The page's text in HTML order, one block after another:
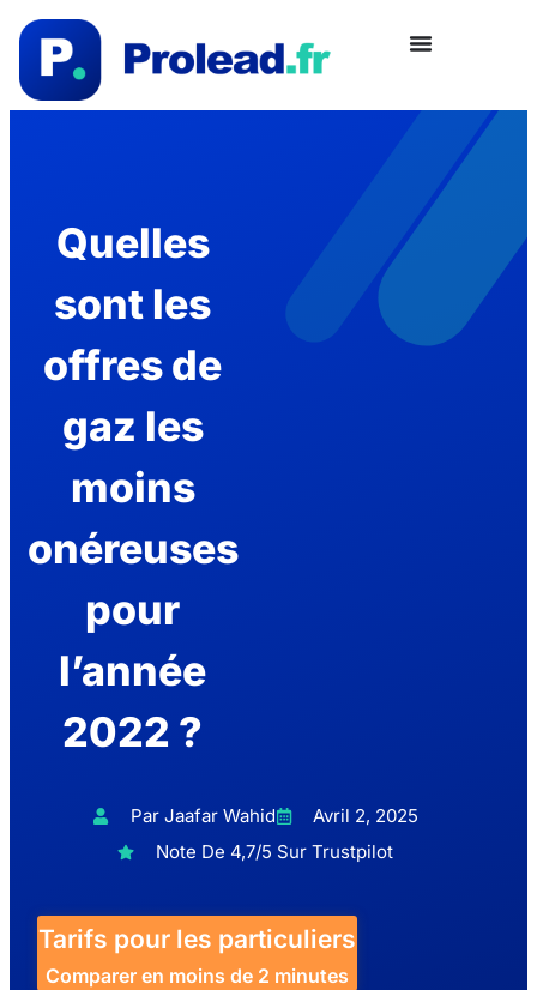
Quelles
sont les
offres de
gaz les
moins
onéreuses
pour
l’année
2022 ?
Par Jaafar Wahid
Avril 2, 2025
Note De 4,7/5 Sur Trustpilot
Tarifs pour les particuliers
Comparer en moins de 2 minutes